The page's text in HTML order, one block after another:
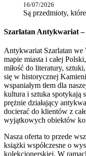
16/07/2026
Są przedmioty,
Szarlatan Antykwariat
Antykwariat Szarlatan we
mapie miasta i całej
miłość do literatury,
się w historycznej
wspaniałym tłem dla
kultura i sztuka spotykają
prężnie działający
docierać do klientów z
wyjątkowych obiektów
Nasza oferta to przede
książki współczesne o
kolekcjonerskiej. W